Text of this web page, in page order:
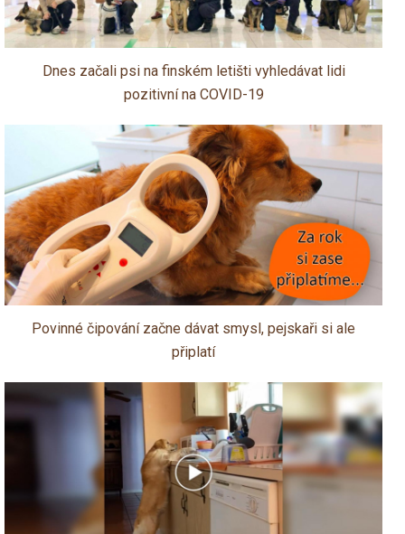
Dnes začali psi na finském letišti vyhledávat lidi
pozitivní na COVID-19
Povinné čipování začne dávat smysl, pejskaři si ale
připlatí